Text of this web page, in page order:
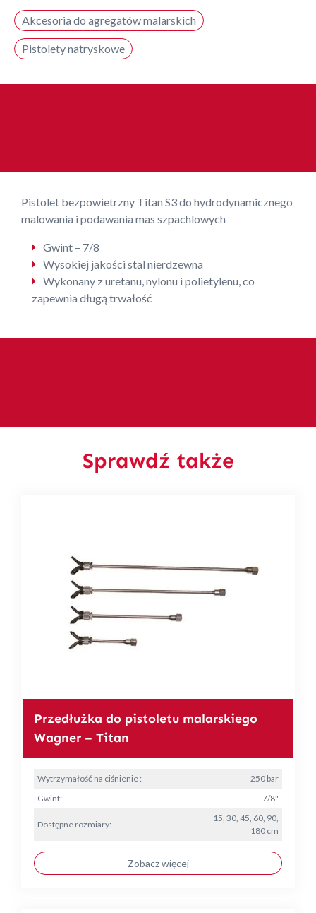
Akcesoria do agregatów malarskich
Pistolety natryskowe
Pistolet bezpowietrzny Titan S3 do hydrodynamicznego
malowania i podawania mas szpachlowych
Gwint – 7/8
Wysokiej jakości stal nierdzewna
Wykonany z uretanu, nylonu i polietylenu, co
zapewnia długą trwałość
Sprawdź także
Przedłużka do pistoletu malarskiego
Wagner – Titan
Wytrzymałość na ciśnienie :
250 bar
Gwint:
7/8"
Dostępne rozmiary:
15, 30, 45, 60, 90,
180 cm
Zobacz więcej